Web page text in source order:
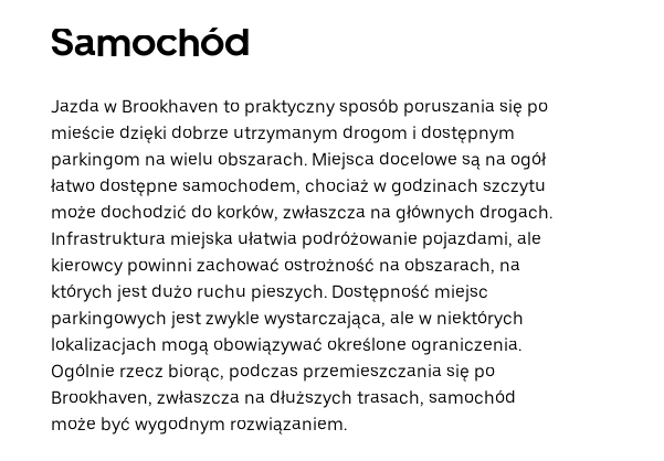
Samochód
Jazda w Brookhaven to praktyczny sposób poruszania się po
mieście dzięki dobrze utrzymanym drogom i dostępnym
parkingom na wielu obszarach. Miejsca docelowe są na ogół
łatwo dostępne samochodem, chociaż w godzinach szczytu
może dochodzić do korków, zwłaszcza na głównych drogach.
Infrastruktura miejska ułatwia podróżowanie pojazdami, ale
kierowcy powinni zachować ostrożność na obszarach, na
których jest dużo ruchu pieszych. Dostępność miejsc
parkingowych jest zwykle wystarczająca, ale w niektórych
lokalizacjach mogą obowiązywać określone ograniczenia.
Ogólnie rzecz biorąc, podczas przemieszczania się po
Brookhaven, zwłaszcza na dłuższych trasach, samochód
może być wygodnym rozwiązaniem.